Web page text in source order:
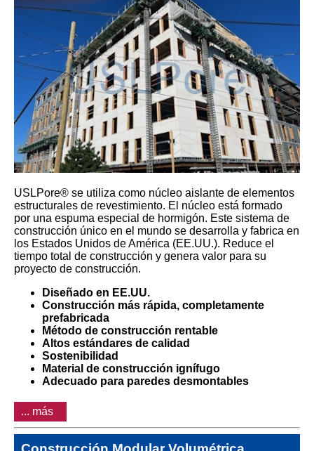
USLPore® se utiliza como núcleo aislante de elementos
estructurales de revestimiento. El núcleo está formado
por una espuma especial de hormigón. Este sistema de
construcción único en el mundo se desarrolla y fabrica en
los Estados Unidos de América (EE.UU.). Reduce el
tiempo total de construcción y genera valor para su
proyecto de construcción.
Diseñado en EE.UU.
Construcción más rápida, completamente
prefabricada
Método de construcción rentable
Altos estándares de calidad
Sostenibilidad
Material de construcción ignífugo
Adecuado para paredes desmontables
... más